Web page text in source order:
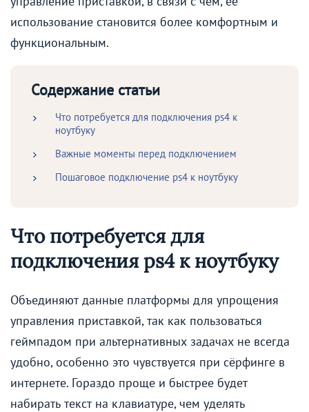
использование становится более комфортным и
функциональным.
Содержание статьи
Что потребуется для подключения ps4 к
ноутбуку
Важные моменты перед подключением
Пошаговое подключение ps4 к ноутбуку
Что потребуется для
подключения ps4 к ноутбуку
Объединяют данные платформы для упрощения
управления приставкой, так как пользоваться
геймпадом при альтернативных задачах не всегда
удобно, особенно это чувствуется при сёрфинге в
интернете. Гораздо проще и быстрее будет
набирать текст на клавиатуре, чем уделять